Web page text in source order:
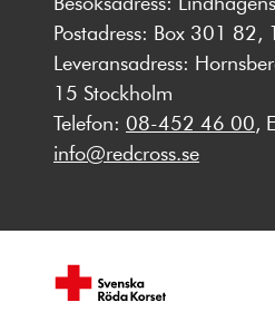
Postadress: Box 301
Leveransadress:
15 Stockholm
Telefon: 08-452 46 00,
info@redcross.se